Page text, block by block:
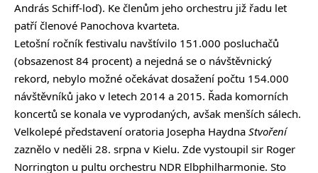
András Schiff-loď). Ke členům jeho orchestru již řadu let
patří členové Panochova kvarteta.
Letošní ročník festivalu navštívilo 151.000 posluchačů
(obsazenost 84 procent) a nejedná se o návštěvnický
rekord, nebylo možné očekávat dosažení počtu 154.000
návštěvníků jako v letech 2014 a 2015. Řada komorních
koncertů se konala ve vyprodaných, avšak menších sálech.
Velkolepé představení oratoria Josepha Haydna Stvoření
zaznělo v neděli 28. srpna v Kielu. Zde vystoupil sir Roger
Norrington u pultu orchestru NDR Elbphilharmonie. Sto